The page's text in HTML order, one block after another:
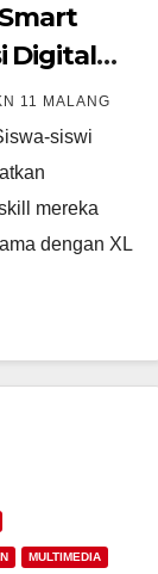
Digital
11 MALANG
siswi
mereka
dengan XL
MULTIMEDIA